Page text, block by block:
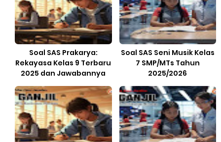
Soal SAS Prakarya:
Rekayasa Kelas 9 Terbaru
2025 dan Jawabannya
Soal SAS Seni Musik Kelas
7 SMP/MTs Tahun
2025/2026